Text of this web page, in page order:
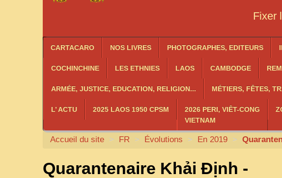
Fixer
CARTACARO NOS LIVRES PHOTOGRAPHES, EDITEURS
COCHINCHINE LES ETHNIES LAOS CAMBODGE
ARMÉE, JUSTICE, EDUCATION, RELIGION... MÉTIERS, FÊTES,
L’ ACTU 2025 LAOS 1950 CPSM
2026 PERI, VIÊT-CONG
VIETNAM
Accueil du site > FR > Évolutions > En 2019 >
Quarantenaire Khải Định -